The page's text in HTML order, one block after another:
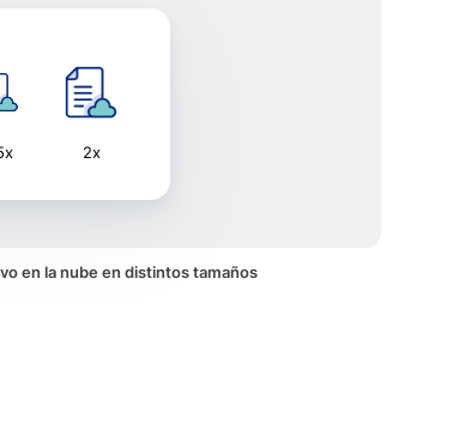
2x
en la nube en distintos tamaños